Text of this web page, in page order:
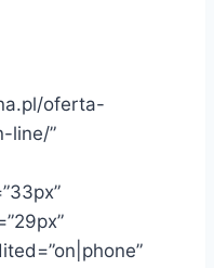
oferta-
line/”